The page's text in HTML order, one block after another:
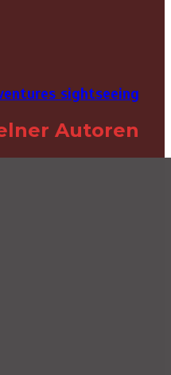
sightseeing
Autoren